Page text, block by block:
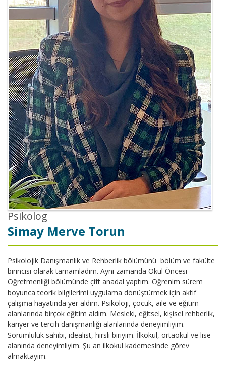
Psikolog
Simay Merve Torun
Psikolojik Danışmanlık ve Rehberlik bölümünü bölüm ve fakülte
birincisi olarak tamamladım. Aynı zamanda Okul Öncesi
Öğretmenliği bölümünde çift anadal yaptım. Öğrenim sürem
boyunca teorik bilgilerimi uygulama dönüştürmek için aktif
çalışma hayatında yer aldım. Psikoloji, çocuk, aile ve eğitim
alanlarında birçok eğitim aldım. Mesleki, eğitsel, kişisel rehberlik,
kariyer ve tercih danışmanlığı alanlarında deneyimliyim.
Sorumluluk sahibi, idealist, hırslı biriyim. İlkokul, ortaokul ve lise
alanında deneyimliyim. Şu an ilkokul kademesinde görev
almaktayım.